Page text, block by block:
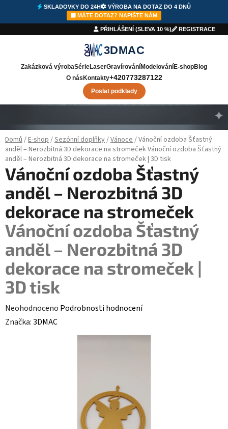
SKLADOVKY DO 24H
VÝROBA NA DOTAZ DO 4 DNŮ
MÁTE DOTAZ? NAPIŠTE NÁM
PŘIHLÁŠENÍ (SLEVA 10 %) REGISTRACE
3DMAC
Zakázková výrobaSérieLaserGravírováníModelováníE-shopBlog
O nás Kontakty+420773287122
Poslat podklady
SKLADOVKY DO 24H 🛠️VÝROBADO 4 DNŮ ✉️NAPIŠTE NÁM
Domů/E-shop/Sezónní doplňky/Vánoce/Vánoční ozdoba Šťastný
anděl – Nerozbitná 3D dekorace na stromečekVánoční ozdoba Šťastný
anděl – Nerozbitná 3D dekorace na stromeček | 3D tisk
Vánoční ozdoba Šťastný
anděl – Nerozbitná 3D
dekorace na stromeček
Vánoční ozdoba Šťastný
anděl – Nerozbitná 3D
dekorace na stromeček |
3D tisk
Průměrné hodnocení produktu je 0,0 z 5 hvězdiček.
Neohodnoceno Podrobnosti hodnocení
Značka:3DMAC